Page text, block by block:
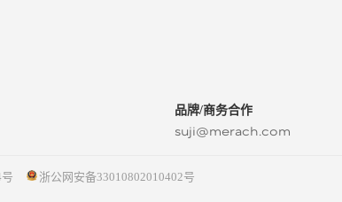
品牌/商务合作
suji@merach.com
浙公网安备33010802010402号